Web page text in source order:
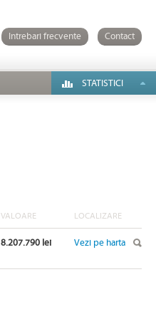
Intrebari frecvente Contact
STATISTICI
VALOARE LOCALIZARE
8.207.790 lei Vezi pe harta